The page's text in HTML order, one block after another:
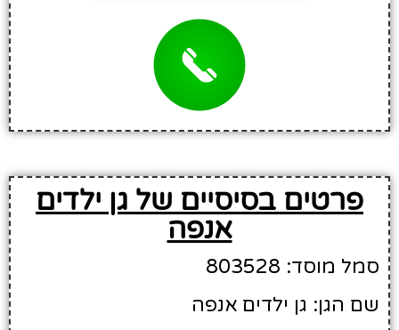
פרטים בסיסיים של גן ילדים
אנפה
סמל מוסד: 803528
שם הגן: גן ילדים אנפה